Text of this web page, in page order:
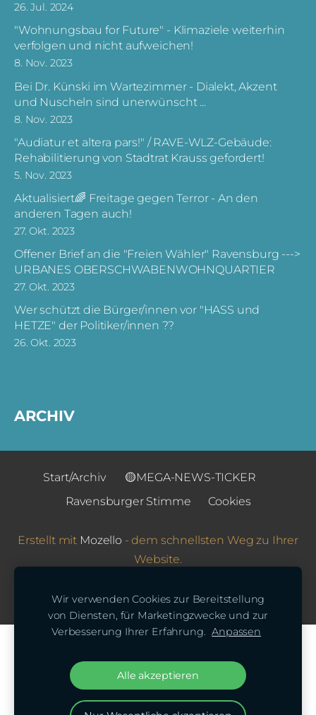
26. Jul. 2024
"Wohnungsbau for Future" - Klimaziele weiterhin
verfolgen und nicht aufweichen!
8. Nov. 2023
Bei Dr. Künski im Wartezimmer - Dialekt, Akzent
und Nuscheln sind unerwünscht ...
8. Nov. 2023
"Audiatur et altera pars!" / RAVE-WLZ-Gebäude:
Rehabilitierung von Stadtrat Krauss gefordert!
5. Nov. 2023
Aktualisiert🌈 Freitage gegen Terror - An den
anderen Tagen auch!
27. Okt. 2023
Offener Brief an die "Freien Wähler" Ravensburg --->
URBANES OBERSCHWABENWOHNQUARTIER
27. Okt. 2023
Wer schützt die Bürger/innen vor "HASS und
HETZE" der Politiker/innen ??
26. Okt. 2023
ARCHIV
Start/Archiv
🟡MEGA-NEWS-TICKER
Ravensburger Stimme
Cookies
Erstellt mit Mozello - dem schnellsten Weg zu Ihrer
Website.
Online-Shop mit Mozello.
Schnell, einfach, ohne
Programmieraufwand.
Wir verwenden Cookies zur Bereitstellung
von Diensten, für Marketingzwecke und zur
Verbesserung Ihrer Erfahrung. Anpassen
Alle akzeptieren